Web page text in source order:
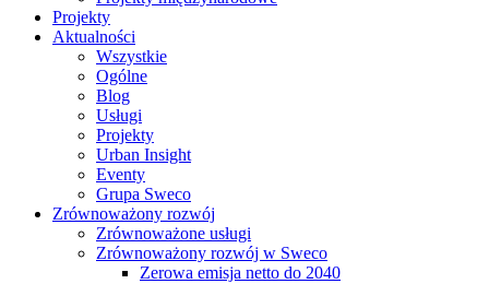
Projekty
Aktualności
Wszystkie
Ogólne
Blog
Usługi
Projekty
Urban Insight
Eventy
Grupa Sweco
Zrównoważony rozwój
Zrównoważone usługi
Zrównoważony rozwój w Sweco
Zerowa emisja netto do 2040